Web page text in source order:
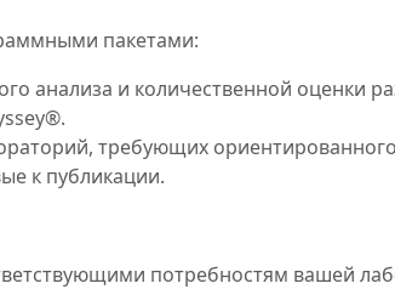
пакетами:
анализа и количественной оценки
требующих
к публикации.
потребностям вашей